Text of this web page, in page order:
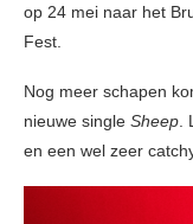
op 24 mei naar het
Fest.
Nog meer schapen
nieuwe single Sheep
en een wel zeer